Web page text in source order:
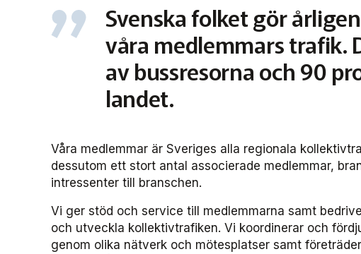
Svenska folket gör
våra medlemmars trafik.
av bussresorna och 90
landet.
Våra medlemmar är Sveriges alla regionala
dessutom ett stort antal associerade medlemmar,
intressenter till branschen.
Vi ger stöd och service till medlemmarna samt
och utveckla kollektivtrafiken. Vi koordinerar och
genom olika nätverk och mötesplatser samt